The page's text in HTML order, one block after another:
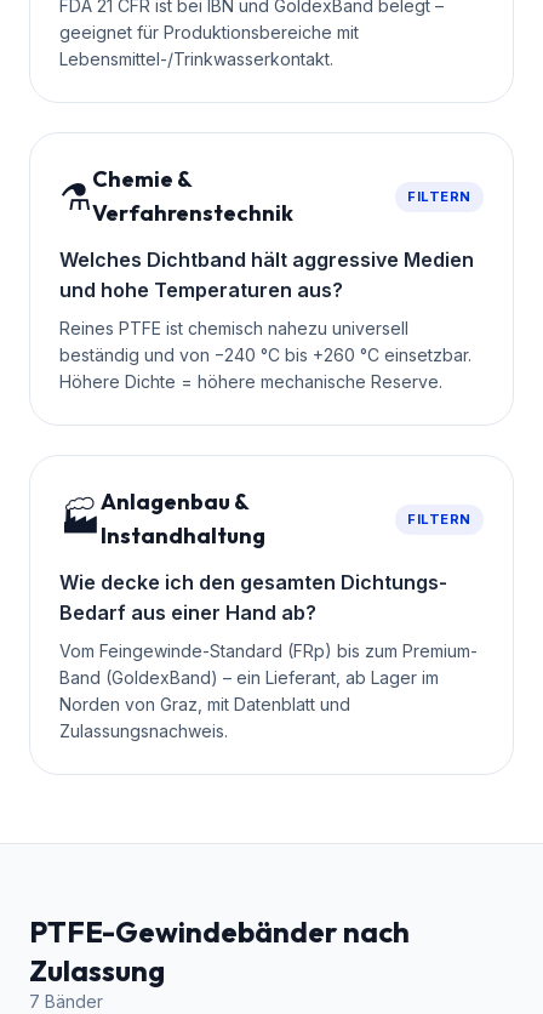
FDA 21 CFR ist bei IBN und GoldexBand belegt –
geeignet für Produktionsbereiche mit
Lebensmittel-/Trinkwasserkontakt.
⚗️Chemie &
Verfahrenstechnik
FILTERN
Welches Dichtband hält aggressive Medien
und hohe Temperaturen aus?
Reines PTFE ist chemisch nahezu universell
beständig und von −240 °C bis +260 °C einsetzbar.
Höhere Dichte = höhere mechanische Reserve.
🏭Anlagenbau &
Instandhaltung
FILTERN
Wie decke ich den gesamten Dichtungs-
Bedarf aus einer Hand ab?
Vom Feingewinde-Standard (FRp) bis zum Premium-
Band (GoldexBand) – ein Lieferant, ab Lager im
Norden von Graz, mit Datenblatt und
Zulassungsnachweis.
PTFE-Gewindebänder nach
Zulassung
7 Bänder